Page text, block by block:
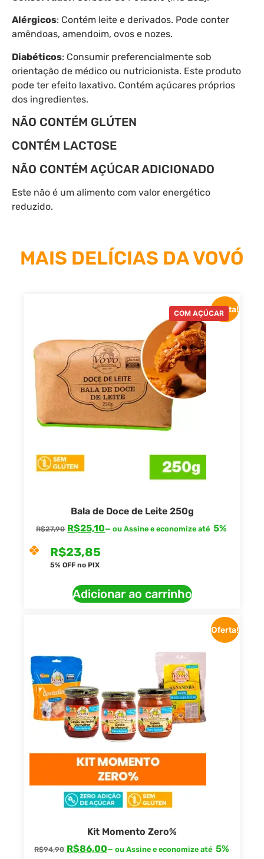
Alérgicos: Contém leite e derivados. Pode conter
amêndoas, amendoim, ovos e nozes.
Diabéticos: Consumir preferencialmente sob
orientação de médico ou nutricionista. Este produto
pode ter efeito laxativo. Contém açúcares próprios
dos ingredientes.
NÃO CONTÉM GLÚTEN
CONTÉM LACTOSE
NÃO CONTÉM AÇÚCAR ADICIONADO
Este não é um alimento com valor energético
reduzido.
MAIS DELÍCIAS DA VOVÓ
COM AÇÚCAROferta!
Bala de Doce de Leite 250g
R$27,90 R$25,10— ou Assine e economize até 5%
R$23,85
5% OFF no PIX
Adicionar ao carrinho
Oferta!
Kit Momento Zero%
R$94,90 R$86,00— ou Assine e economize até 5%